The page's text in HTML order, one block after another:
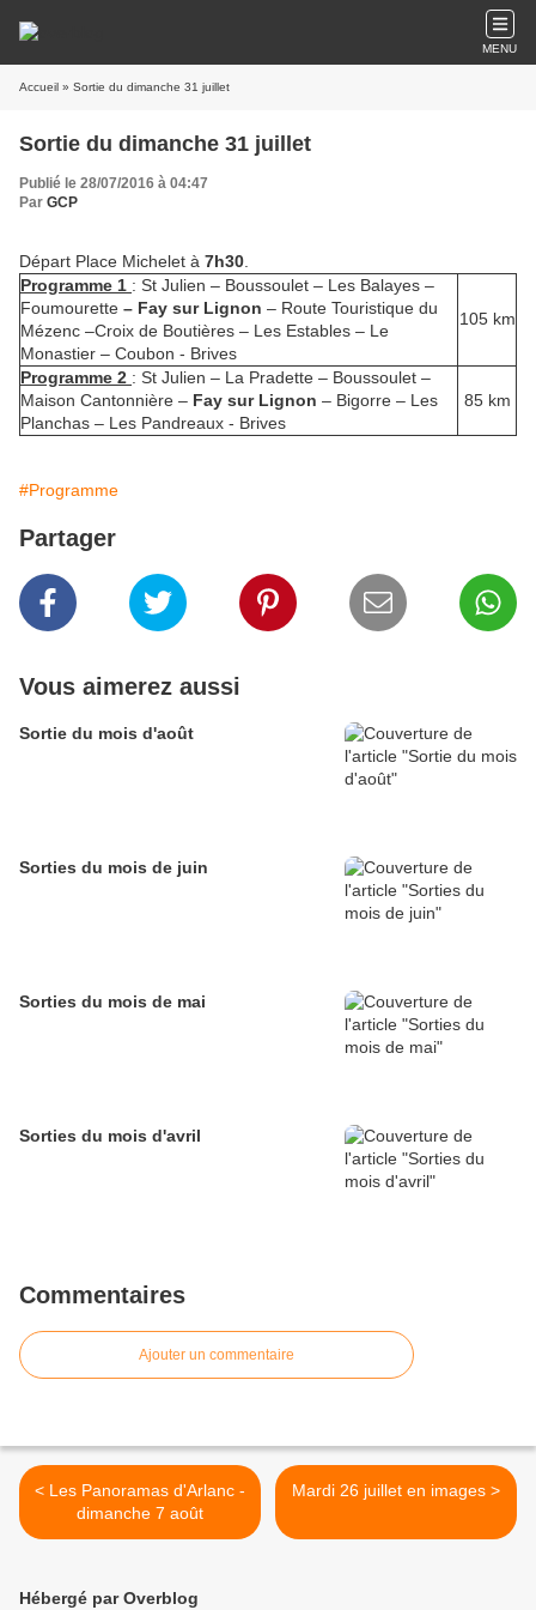
MENU
Accueil » Sortie du dimanche 31 juillet
Sortie du dimanche 31 juillet
Publié le 28/07/2016 à 04:47
Par GCP
Départ Place Michelet à 7h30
Programme 1 : St Julien – Boussoulet – Les Balayes –
Foumourette – Fay sur Lignon – Route Touristique du
Mézenc –Croix de Boutières – Les Estables – Le
Monastier – Coubon - Brives
105 km
Programme 2 : St Julien – La Pradette – Boussoulet –
Maison Cantonnière – Fay sur Lignon – Bigorre – Les
Planchas – Les Pandreaux - Brives
85 km
#Programme
Partager
Vous aimerez aussi
Sortie du mois d'août
Sorties du mois de juin
Sorties du mois de mai
Sorties du mois d'avril
Commentaires
Ajouter un commentaire
< Les Panoramas d'Arlanc -
dimanche 7 août
Mardi 26 juillet en images >
Hébergé par Overblog